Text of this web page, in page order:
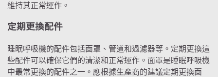
維持其正常運作。
定期更換配件
睡眠呼吸機的配件包括面罩、管道和過濾器等。定期更換這
些配件可以確保它們的清潔和正常運作。面罩是睡眠呼吸機
中最常更換的配件之一。應根據生產商的建議定期更換面